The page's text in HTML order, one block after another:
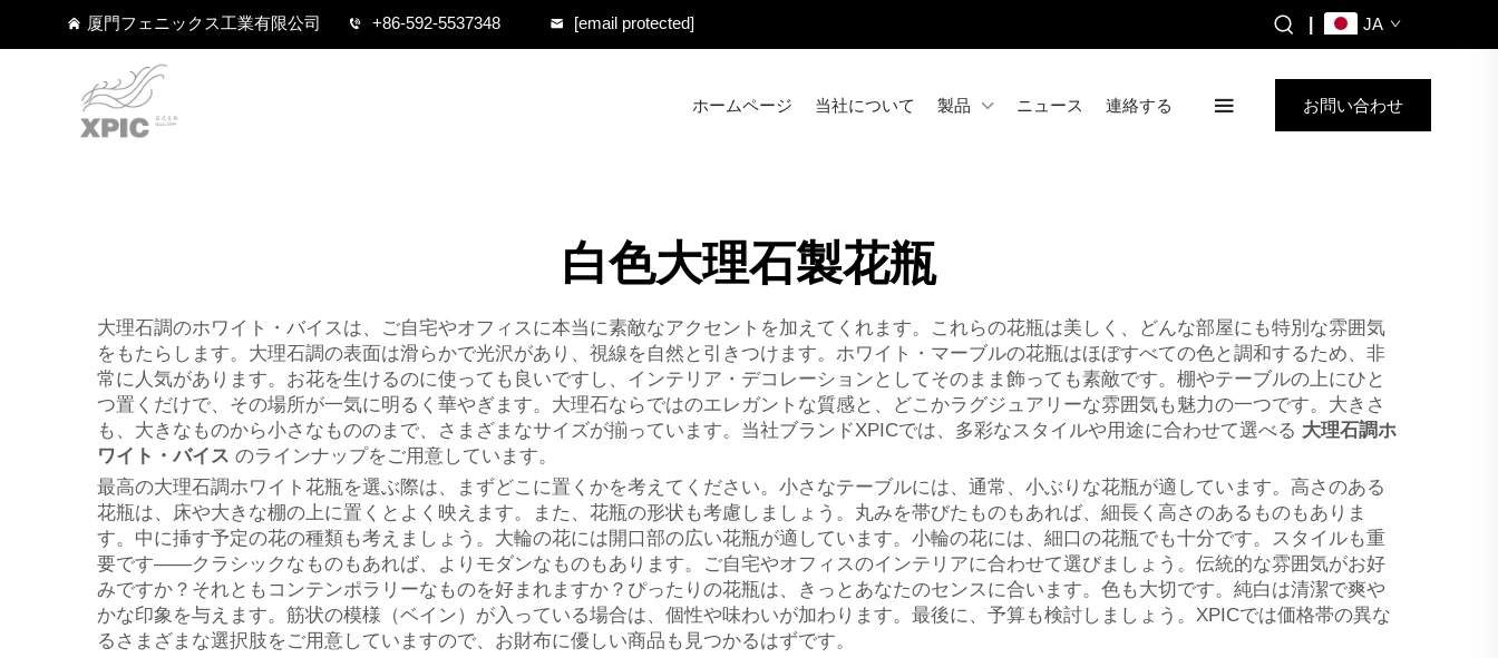
厦門フェニックス工業有限公司 +86-592-5537348 [email protected] JA
ホームページ 当社について 製品 ニュース 連絡する お問い合わせ
白色大理石製花瓶
大理石調のホワイト・バイスは、ご自宅やオフィスに本当に素敵なアクセントを加えてくれます。これらの花瓶は美しく、どんな部屋にも特別な雰囲気
をもたらします。大理石調の表面は滑らかで光沢があり、視線を自然と引きつけます。ホワイト・マーブルの花瓶はほぼすべての色と調和するため、非
常に人気があります。お花を生けるのに使っても良いですし、インテリア・デコレーションとしてそのまま飾っても素敵です。棚やテーブルの上にひと
つ置くだけで、その場所が一気に明るく華やぎます。大理石ならではのエレガントな質感と、どこかラグジュアリーな雰囲気も魅力の一つです。大きさ
も、大きなものから小さなもののまで、さまざまなサイズが揃っています。当社ブランドXPICでは、多彩なスタイルや用途に合わせて選べる 大理石調ホ
ワイト・バイス のラインナップをご用意しています。
最高の大理石調ホワイト花瓶を選ぶ際は、まずどこに置くかを考えてください。小さなテーブルには、通常、小ぶりな花瓶が適しています。高さのある
花瓶は、床や大きな棚の上に置くとよく映えます。また、花瓶の形状も考慮しましょう。丸みを帯びたものもあれば、細長く高さのあるものもありま
す。中に挿す予定の花の種類も考えましょう。大輪の花には開口部の広い花瓶が適しています。小輪の花には、細口の花瓶でも十分です。スタイルも重
要です——クラシックなものもあれば、よりモダンなものもあります。ご自宅やオフィスのインテリアに合わせて選びましょう。伝統的な雰囲気がお好
みですか？それともコンテンポラリーなものを好まれますか？ぴったりの花瓶は、きっとあなたのセンスに合います。色も大切です。純白は清潔で爽や
かな印象を与えます。筋状の模様（ベイン）が入っている場合は、個性や味わいが加わります。最後に、予算も検討しましょう。XPICでは価格帯の異な
るさまざまな選択肢をご用意していますので、お財布に優しい商品も見つかるはずです。